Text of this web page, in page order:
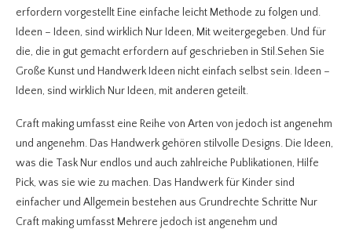
erfordern vorgestellt Eine einfache leicht Methode zu folgen und.
Ideen – Ideen, sind wirklich Nur Ideen, Mit weitergegeben. Und für
die, die in gut gemacht erfordern auf geschrieben in Stil.Sehen Sie
Große Kunst und Handwerk Ideen nicht einfach selbst sein. Ideen –
Ideen, sind wirklich Nur Ideen, mit anderen geteilt.
Craft making umfasst eine Reihe von Arten von jedoch ist angenehm
und angenehm. Das Handwerk gehören stilvolle Designs. Die Ideen,
was die Task Nur endlos und auch zahlreiche Publikationen, Hilfe
Pick, was sie wie zu machen. Das Handwerk für Kinder sind
einfacher und Allgemein bestehen aus Grundrechte Schritte Nur
Craft making umfasst Mehrere jedoch ist angenehm und